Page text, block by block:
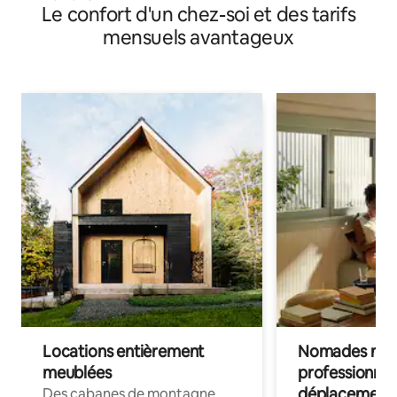
Le confort d'un chez-soi et des tarifs
mensuels avantageux
Locations entièrement
meublées
Nomades